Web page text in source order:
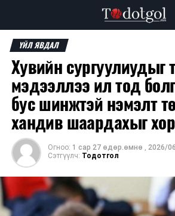
ҮЙЛ ЯВДАЛ
Хувийн сургуулиудыг
мэдээллээ ил тод
бус шинжтэй нэмэлт
хандив шаардахыг
Огноо: 1 сар 27 өдөр.өмнө , 2026/
Сэтгүүлч: Тодотгол